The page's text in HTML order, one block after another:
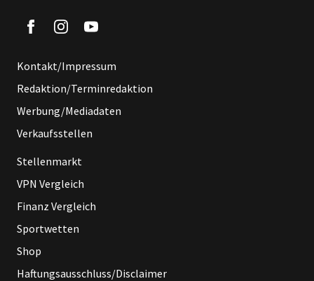
Kontakt/Impressum
Redaktion/Terminredaktion
Werbung/Mediadaten
Verkaufsstellen
Stellenmarkt
VPN Vergleich
Finanz Vergleich
Sportwetten
Shop
Haftungsausschluss/Disclaimer